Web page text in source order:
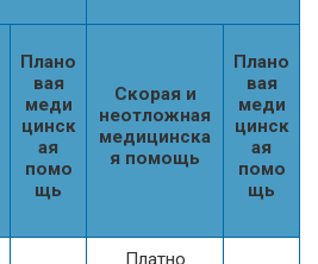
Плано
вая
меди
цинск
ая
помо
щь
Скорая и
неотложная
медицинска
я помощь
Плано
вая
меди
цинск
ая
помо
щь
Платно